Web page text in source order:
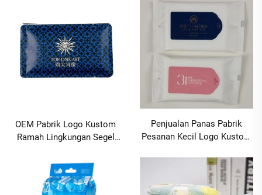
OEM Pabrik Logo Kustom
Ramah Lingkungan Segel
Basah untuk Jamuan
Restoran Hotel Perjalanan
MOQ 10000 paket
Penjualan Panas Pabrik
Pesanan Kecil Logo Kustom
Tisu Basah untuk Hotel
Katering Iklan Pameran
Pernikahan MOQ1000packs